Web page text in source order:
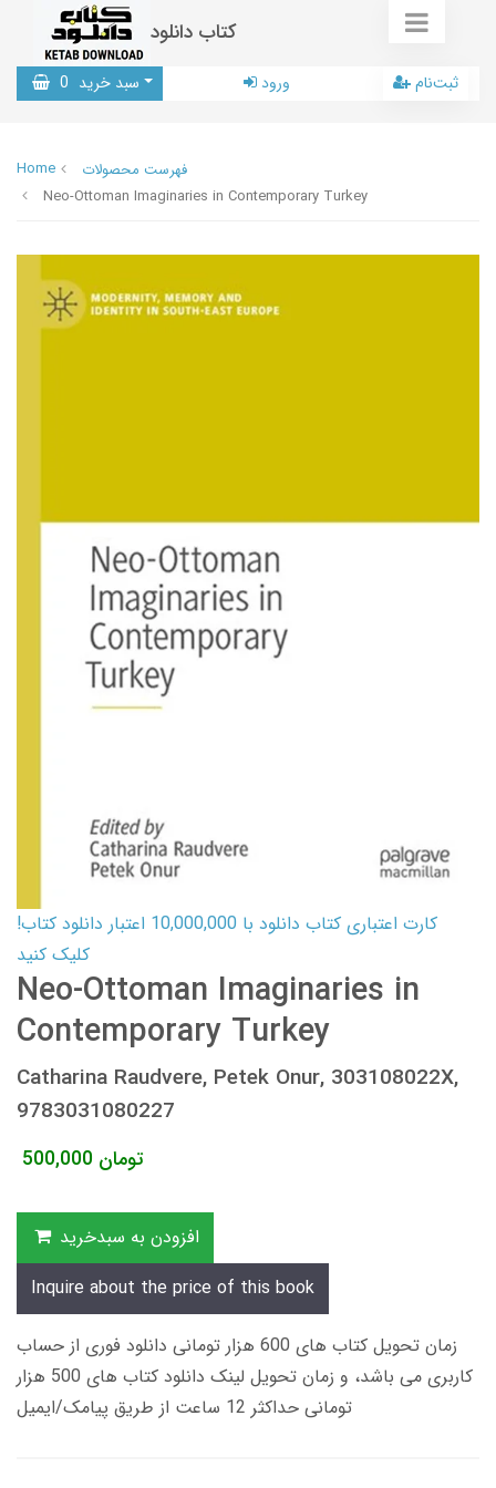
کتاب دانلود
سبد خرید 0 ورود ثبت‌نام
Home
فهرست محصولات
Neo-Ottoman Imaginaries in Contemporary Turkey
کارت اعتباری کتاب دانلود با 10,000,000 اعتبار دانلود کتاب!
کلیک کنید
Neo-Ottoman Imaginaries in
Contemporary Turkey
Catharina Raudvere, Petek Onur, 303108022X,
9783031080227
500,000 تومان
افزودن به سبدخرید
Inquire about the price of this book
زمان تحویل کتاب های 600 هزار تومانی دانلود فوری از حساب
کاربری می باشد، و زمان تحویل لینک دانلود کتاب های 500 هزار
تومانی حداکثر 12 ساعت از طریق پیامک/ایمیل